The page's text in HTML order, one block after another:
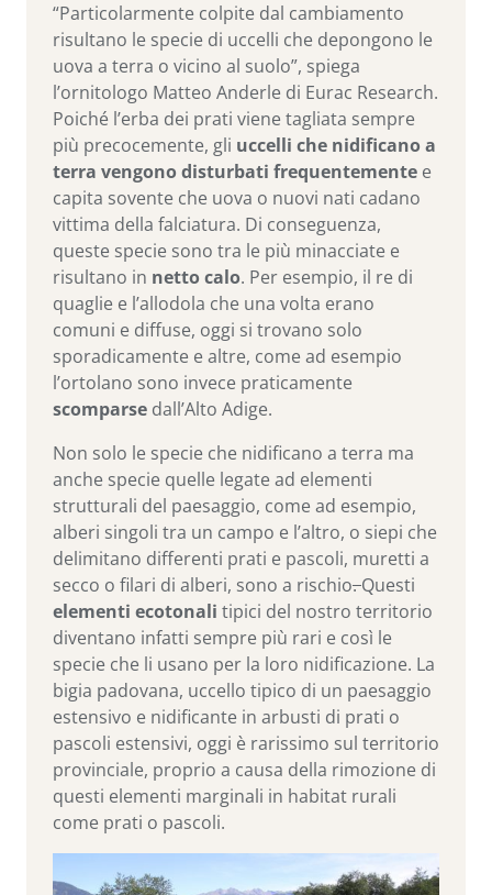
“Particolarmente colpite dal cambiamento
risultano le specie di uccelli che depongono le
uova a terra o vicino al suolo”, spiega
l’ornitologo Matteo Anderle di Eurac Research.
Poiché l’erba dei prati viene tagliata sempre
più precocemente, gli uccelli che nidificano a
terra vengono disturbati frequentemente e
capita sovente che uova o nuovi nati cadano
vittima della falciatura. Di conseguenza,
queste specie sono tra le più minacciate e
risultano in netto calo. Per esempio, il re di
quaglie e l’allodola che una volta erano
comuni e diffuse, oggi si trovano solo
sporadicamente e altre, come ad esempio
l’ortolano sono invece praticamente
scomparse dall’Alto Adige.
Non solo le specie che nidificano a terra ma
anche specie quelle legate ad elementi
strutturali del paesaggio, come ad esempio,
alberi singoli tra un campo e l’altro, o siepi che
delimitano differenti prati e pascoli, muretti a
secco o filari di alberi, sono a rischio.Questi
elementi ecotonali tipici del nostro territorio
diventano infatti sempre più rari e così le
specie che li usano per la loro nidificazione. La
bigia padovana, uccello tipico di un paesaggio
estensivo e nidificante in arbusti di prati o
pascoli estensivi, oggi è rarissimo sul territorio
provinciale, proprio a causa della rimozione di
questi elementi marginali in habitat rurali
come prati o pascoli.